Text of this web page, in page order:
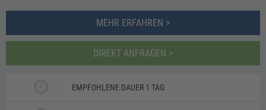
MEHR ERFAHREN >
DIREKT ANFRAGEN >
EMPFOHLENE DAUER 1 TAG